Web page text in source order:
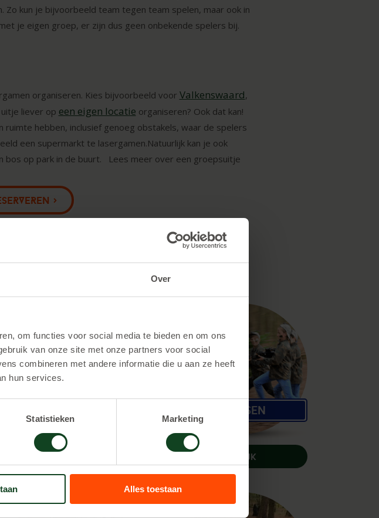
Over
om functies voor social media te bieden en om ons
van onze site met onze partners voor social
combineren met andere informatie die u aan ze heeft
hun services.
Statistieken Marketing
Alles toestaan
kun je bijvoorbeeld team tegen team spelen, maar ook in
je eigen groep, er zijn dus geen onbekende spelers bij.
organiseren. Kies bijvoorbeeld voor Valkenswaard,
liever op een eigen locatie organiseren? Ook dat kan!
ruimte hebben, inclusief genoeg obstakels, waar de spelers
een supermarkt te lasergamen.Natuurlijk kan je ook
bos op park in de buurt. Lees meer over een groepsuitje
>
Dalfsen
BEKIJK